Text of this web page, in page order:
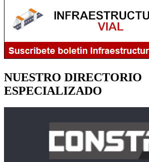
NUESTRO DIRECTORIO
ESPECIALIZADO